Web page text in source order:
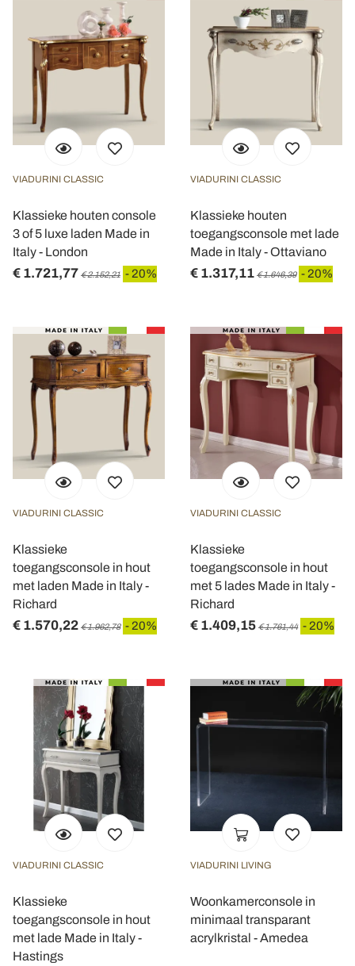
VIADURINI CLASSIC
Klassieke houten console
3 of 5 luxe laden Made in
Italy - London
€ 1.721,77 € 2.152,21 - 20%
VIADURINI CLASSIC
Klassieke houten
toegangsconsole met lade
Made in Italy - Ottaviano
€ 1.317,11 € 1.646,39 - 20%
VIADURINI CLASSIC
Klassieke
toegangsconsole in hout
met laden Made in Italy -
Richard
€ 1.570,22 € 1.962,78 - 20%
VIADURINI CLASSIC
Klassieke
toegangsconsole in hout
met 5 lades Made in Italy -
Richard
€ 1.409,15 € 1.761,44 - 20%
VIADURINI CLASSIC
Klassieke
toegangsconsole in hout
met lade Made in Italy -
Hastings
VIADURINI LIVING
Woonkamerconsole in
minimaal transparant
acrylkristal - Amedea